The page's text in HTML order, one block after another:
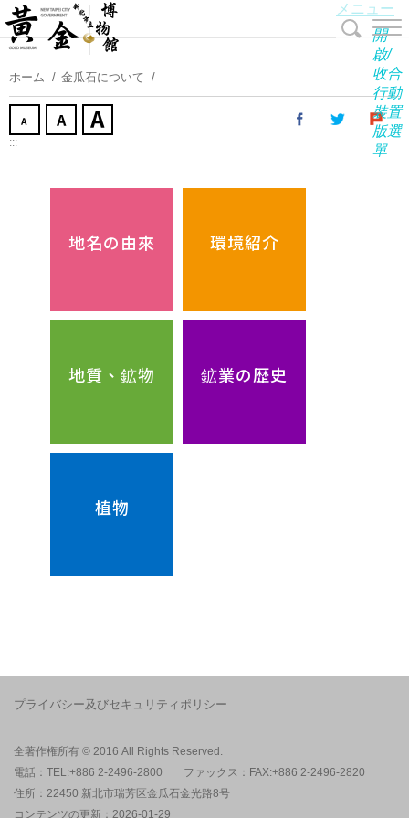
テ
ン
ツ
ス
メニュー
開
啟/
收合
行動
裝置
版選
單
ホーム 金瓜石について
:::
地名の由來 環境紹介
地質、鉱物 鉱業の歴史
植物
プライバシー及びセキュリティポリシー
全著作権所有 © 2016 All Rights Reserved.
電話：TEL:+886 2-2496-2800
ファックス：FAX:+886 2-2496-2820
住所：22450 新北市瑞芳区金瓜石金光路8号
コンテンツの更新：2026-01-29